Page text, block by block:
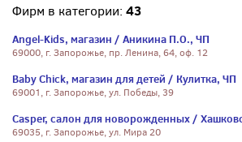
Фирм в категории: 43
Angel-Kids, магазин / Аникина П.О., ЧП
69000, г. Запорожье, пр. Ленина, 64, оф. 12
Baby Chiсk, магазин для детей / Кулитка, ЧП
69001, г. Запорожье, ул. Победы, 39
Casper, салон для новорожденных /
69035, г. Запорожье, ул. Мира 20